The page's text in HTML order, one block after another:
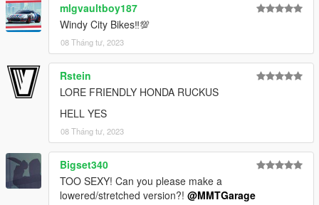
mlgvaultboy187
Windy City Bikes‼💯
08 Tháng tư, 2023
Rstein
LORE FRIENDLY HONDA RUCKUS
HELL YES
08 Tháng tư, 2023
Bigset340
TOO SEXY! Can you please make a
lowered/stretched version?! @MMTGarage